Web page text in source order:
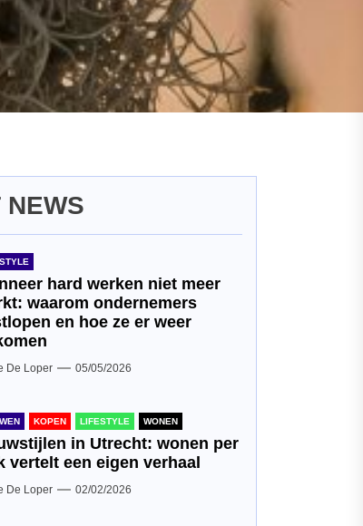
NEWS
hard werken niet meer
waarom ondernemers
en hoe ze er weer
De Loper 05/05/2026
KOPEN LIFESTYLE WONEN
in Utrecht: wonen per
vertelt een eigen verhaal
De Loper 02/02/2026